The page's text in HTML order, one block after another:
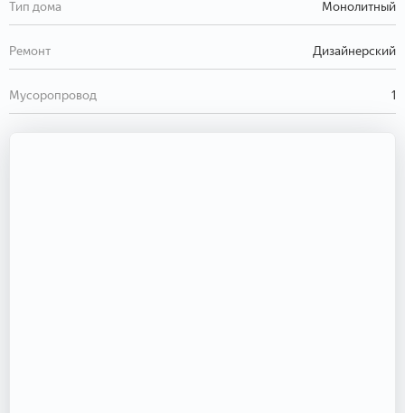
Тип дома Монолитный
Ремонт Дизайнерский
Мусоропровод 1